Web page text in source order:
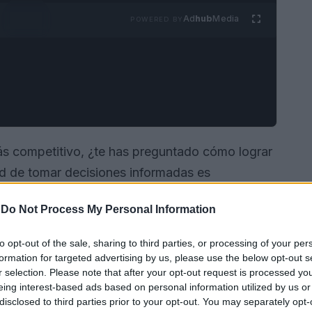
Do Not Process My Personal Information
opt-out of the sale, sharing to third parties, or processing of your
for targeted advertising by us, please use the below opt-out
selection. Please note that after your opt-out request is processed
interest-based ads based on personal information utilized by us
to third parties prior to your opt-out. You may separately
AdhubMedia
competitivo, ¿te has preguntado cómo lograr
de tomar decisiones informadas es
de datos. Este enfoque permite a las
su retorno de inversión. Así, la
se torna esencial para cualquier marca